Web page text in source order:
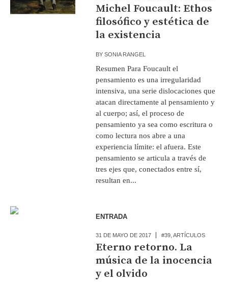
Michel Foucault: Ethos
filosófico y estética de
la existencia
BYSONIA RANGEL
Resumen Para Foucault el
pensamiento es una irregularidad
intensiva, una serie dislocaciones que
atacan directamente al pensamiento y
al cuerpo; así, el proceso de
pensamiento ya sea como escritura o
como lectura nos abre a una
experiencia límite: el afuera. Este
pensamiento se articula a través de
tres ejes que, conectados entre sí,
resultan en...
ENTRADA
31 DE MAYO DE 2017 #39 ,ARTÍCULOS
Eterno retorno. La
música de la inocencia
y el olvido